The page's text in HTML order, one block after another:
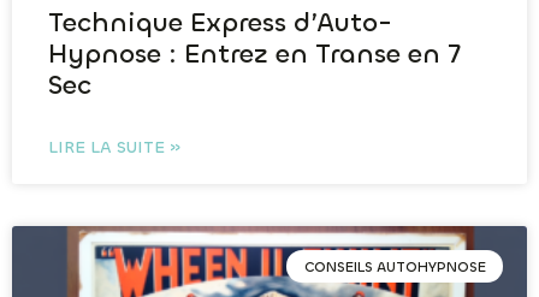
Technique Express d’Auto-
Hypnose : Entrez en Transe en 7
Sec
LIRE LA SUITE »
CONSEILS AUTOHYPNOSE